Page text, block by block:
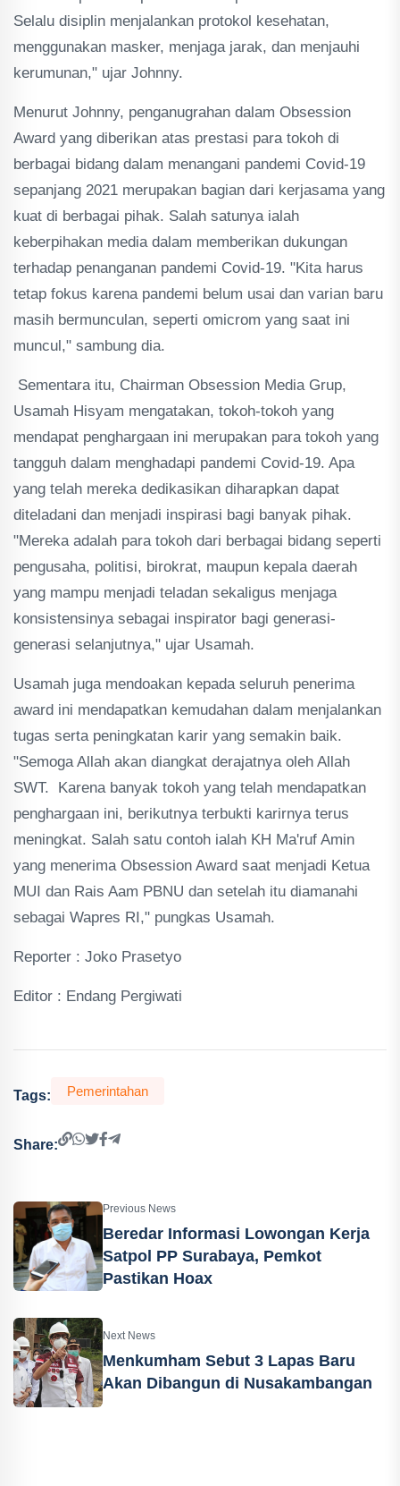
Selalu disiplin menjalankan protokol kesehatan,
menggunakan masker, menjaga jarak, dan menjauhi
kerumunan," ujar Johnny.
Menurut Johnny, penganugrahan dalam Obsession
Award yang diberikan atas prestasi para tokoh di
berbagai bidang dalam menangani pandemi Covid-19
sepanjang 2021 merupakan bagian dari kerjasama yang
kuat di berbagai pihak. Salah satunya ialah
keberpihakan media dalam memberikan dukungan
terhadap penanganan pandemi Covid-19. "Kita harus
tetap fokus karena pandemi belum usai dan varian baru
masih bermunculan, seperti omicrom yang saat ini
muncul," sambung dia.
Sementara itu, Chairman Obsession Media Grup,
Usamah Hisyam mengatakan, tokoh-tokoh yang
mendapat penghargaan ini merupakan para tokoh yang
tangguh dalam menghadapi pandemi Covid-19. Apa
yang telah mereka dedikasikan diharapkan dapat
diteladani dan menjadi inspirasi bagi banyak pihak.
"Mereka adalah para tokoh dari berbagai bidang seperti
pengusaha, politisi, birokrat, maupun kepala daerah
yang mampu menjadi teladan sekaligus menjaga
konsistensinya sebagai inspirator bagi generasi-
generasi selanjutnya," ujar Usamah.
Usamah juga mendoakan kepada seluruh penerima
award ini mendapatkan kemudahan dalam menjalankan
tugas serta peningkatan karir yang semakin baik.
"Semoga Allah akan diangkat derajatnya oleh Allah
SWT. Karena banyak tokoh yang telah mendapatkan
penghargaan ini, berikutnya terbukti karirnya terus
meningkat. Salah satu contoh ialah KH Ma'ruf Amin
yang menerima Obsession Award saat menjadi Ketua
MUI dan Rais Aam PBNU dan setelah itu diamanahi
sebagai Wapres RI," pungkas Usamah.
Reporter : Joko Prasetyo
Editor : Endang Pergiwati
Tags: Pemerintahan
Share:
Previous News
Beredar Informasi Lowongan Kerja
Satpol PP Surabaya, Pemkot
Pastikan Hoax
Next News
Menkumham Sebut 3 Lapas Baru
Akan Dibangun di Nusakambangan